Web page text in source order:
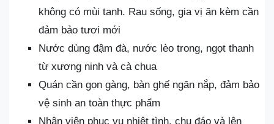
không có mùi tanh. Rau sống, gia vị ăn kèm cần
đảm bảo tươi mới
Nước dùng đậm đà, nước lèo trong, ngọt thanh
từ xương ninh và cà chua
Quán cần gọn gàng, bàn ghế ngăn nắp, đảm bảo
vệ sinh an toàn thực phẩm
Nhân viên phục vụ nhiệt tình, chu đáo và lên